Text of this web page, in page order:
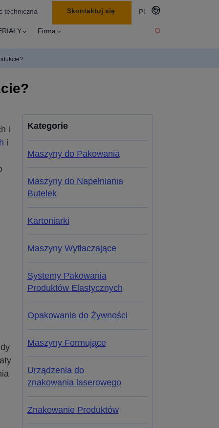
techniczna Skontaktuj się PL
Firma
i
i
Kategorie
Maszyny do Pakowania
Maszyny do Napełniania
Butelek
Kartoniarki
Maszyny Wytłaczające
Systemy Pakowania
Produktów Elastycznych
Opakowania do Żywności
Maszyny Formujące
Urządzenia do
znakowania laserowego
Znakowanie Produktów